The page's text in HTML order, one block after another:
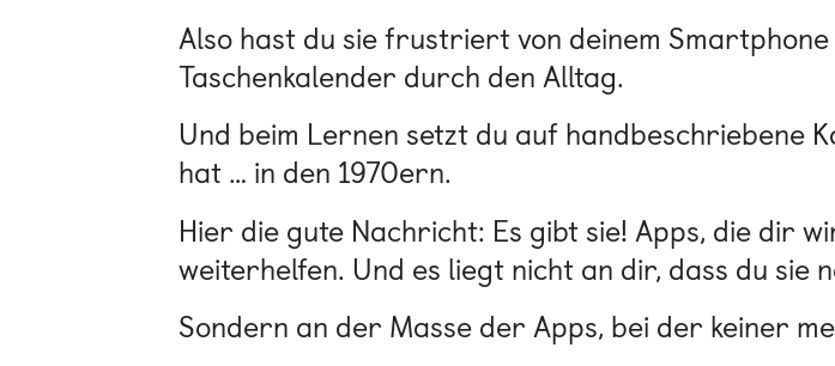
Also hast du sie frustriert von deinem
Taschenkalender durch den Alltag.
Und beim Lernen setzt du auf handbeschriebene
hat … in den 1970ern.
Hier die gute Nachricht: Es gibt sie! Apps, die dir
weiterhelfen. Und es liegt nicht an dir, dass du sie
Sondern an der Masse der Apps, bei der keiner